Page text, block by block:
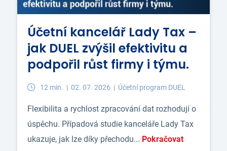
Účetní kancelář Lady Tax –
jak DUEL zvýšil efektivitu a
podpořil růst firmy i týmu.
12 min. | 02. 07. 2026 | Účetní program DUEL
Flexibilita a rychlost zpracování dat rozhodují o
úspěchu. Případová studie kanceláře Lady Tax
ukazuje, jak lze díky přechodu... Pokračovat